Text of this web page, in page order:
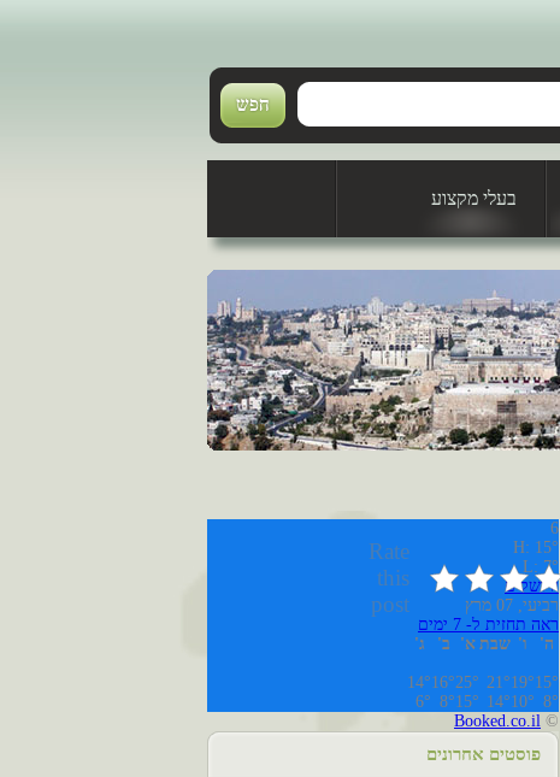
בעלי מקצוע
טכנאי מזגנים
Rate
this
post
6
H: 15°
L: 7°
ירושלים
רביעי, 07 מרץ
ראה תחזית ל- 7 ימים
ה'
ו' שבת א' ב' ג'
15°
19°
21°
25°
16°
14°
8°
10°
14°
15°
8°
6°
©
Booked.co.il
פוסטים אחרונים